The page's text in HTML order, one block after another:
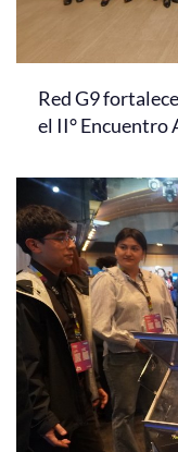
Red G9
el II° Encuentro